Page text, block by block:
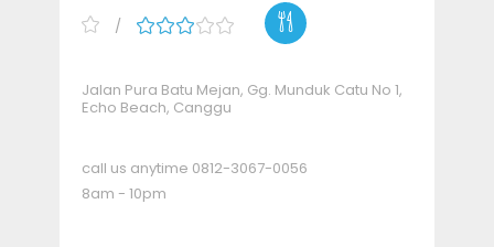
Jalan Pura Batu Mejan, Gg. Munduk Catu No 1,
Echo Beach, Canggu
call us anytime 0812-3067-0056
8am - 10pm